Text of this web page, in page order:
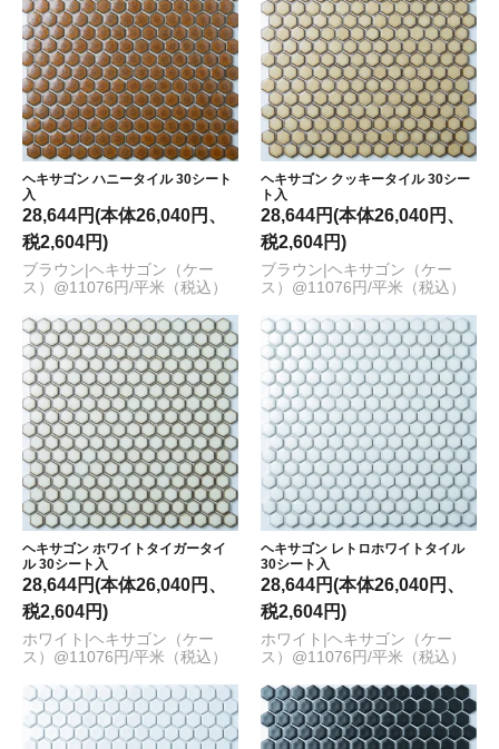
ヘキサゴン ハニータイル 30シート
入
28,644円(本体26,040円、
税2,604円)
ブラウン|ヘキサゴン（ケー
ス）@11076円/平米（税込）
ヘキサゴン クッキータイル 30シー
ト入
28,644円(本体26,040円、
税2,604円)
ブラウン|ヘキサゴン（ケー
ス）@11076円/平米（税込）
ヘキサゴン ホワイトタイガータイ
ル 30シート入
28,644円(本体26,040円、
税2,604円)
ホワイト|ヘキサゴン（ケー
ス）@11076円/平米（税込）
ヘキサゴン レトロホワイトタイル
30シート入
28,644円(本体26,040円、
税2,604円)
ホワイト|ヘキサゴン（ケー
ス）@11076円/平米（税込）